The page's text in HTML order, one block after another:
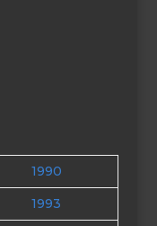
1990
1993